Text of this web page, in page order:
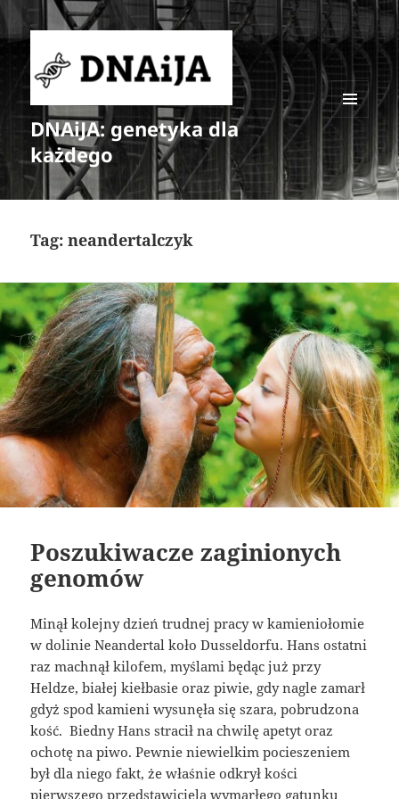
DNAiJA: genetyka dla
każdego
MENU
WIDGETY
Tag:neandertalczyk
Poszukiwacze zaginionych
genomów
Minął kolejny dzień trudnej pracy w kamieniołomie
w dolinie Neandertal koło Dusseldorfu. Hans ostatni
raz machnął kilofem, myślami będąc już przy
Heldze, białej kiełbasie oraz piwie, gdy nagle zamarł
gdyż spod kamieni wysunęła się szara, pobrudzona
kość. Biedny Hans stracił na chwilę apetyt oraz
ochotę na piwo. Pewnie niewielkim pocieszeniem
był dla niego fakt, że właśnie odkrył kości
pierwszego przedstawiciela wymarłego gatunku